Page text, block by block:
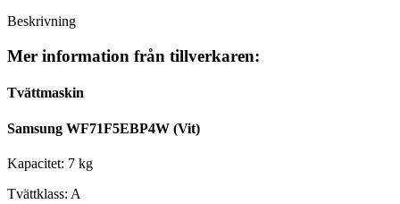
Beskrivning
Mer information från tillverkaren:
Tvättmaskin
Samsung WF71F5EBP4W (Vit)
Kapacitet: 7 kg
Tvättklass: A